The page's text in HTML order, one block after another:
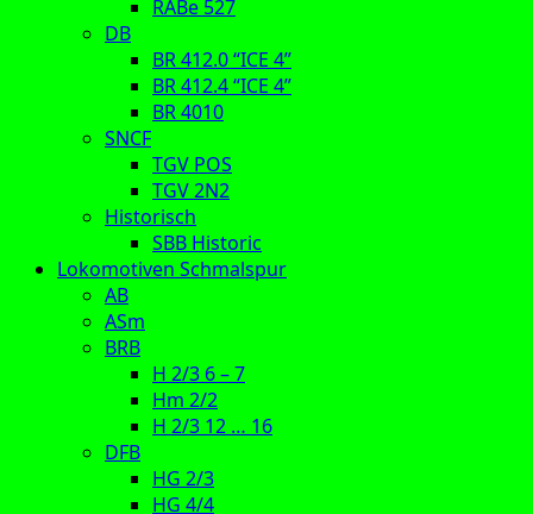
RABe 527
DB
BR 412.0 “ICE 4”
BR 412.4 “ICE 4”
BR 4010
SNCF
TGV POS
TGV 2N2
Historisch
SBB Historic
Lokomotiven Schmalspur
AB
ASm
BRB
H 2/3 6 – 7
Hm 2/2
H 2/3 12 … 16
DFB
HG 2/3
HG 4/4